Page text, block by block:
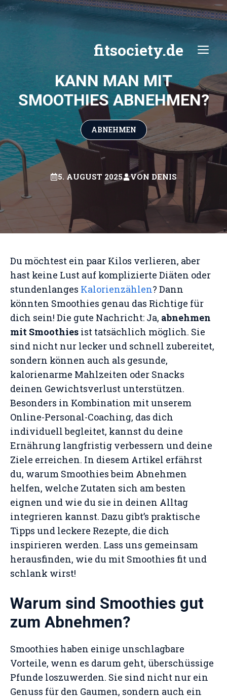
Zum
Inhalt
fitsociety.de
KANN MAN MIT
SMOOTHIES ABNEHMEN?
ABNEHMEN
5. AUGUST 2025 VON DENIS
Du möchtest ein paar Kilos verlieren, aber
hast keine Lust auf komplizierte Diäten oder
stundenlanges Kalorienzählen? Dann
könnten Smoothies genau das Richtige für
dich sein! Die gute Nachricht: Ja, abnehmen
mit Smoothies ist tatsächlich möglich. Sie
sind nicht nur lecker und schnell zubereitet,
sondern können auch als gesunde,
kalorienarme Mahlzeiten oder Snacks
deinen Gewichtsverlust unterstützen.
Besonders in Kombination mit unserem
Online-Personal-Coaching, das dich
individuell begleitet, kannst du deine
Ernährung langfristig verbessern und deine
Ziele erreichen. In diesem Artikel erfährst
du, warum Smoothies beim Abnehmen
helfen, welche Zutaten sich am besten
eignen und wie du sie in deinen Alltag
integrieren kannst. Dazu gibt’s praktische
Tipps und leckere Rezepte, die dich
inspirieren werden. Lass uns gemeinsam
herausfinden, wie du mit Smoothies fit und
schlank wirst!
Warum sind Smoothies gut
zum Abnehmen?
Smoothies haben einige unschlagbare
Vorteile, wenn es darum geht, überschüssige
Pfunde loszuwerden. Sie sind nicht nur ein
Genuss für den Gaumen, sondern auch ein